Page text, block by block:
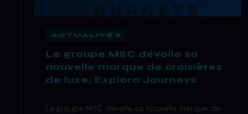
ACTUALITÉS
Le groupe MSC dévoile sa
nouvelle marque de croisières
de luxe, Explora Journeys
Le groupe MSC dévoile sa nouvelle marque de